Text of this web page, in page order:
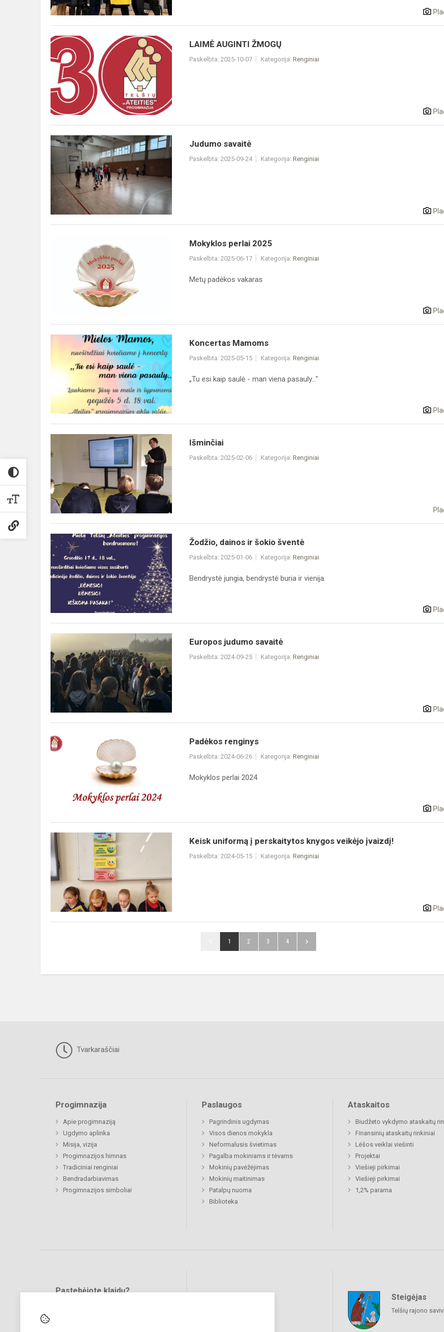
LAIMĖ
AUGINTI
ŽMOGŲ
LAIMĖ AUGINTI ŽMOGŲ
Paskelbta: 2025-10-07 Kategorija: Renginiai
Judumo
Judumo savaitė
Paskelbta: 2025-09-24 Kategorija: Renginiai
Mokyklos perlai 2025
Paskelbta: 2025-06-17 Kategorija: Renginiai
Metų padėkos vakaras
Koncertas
Mamoms
Koncertas Mamoms
Paskelbta: 2025-05-15 Kategorija: Renginiai
„Tu esi kaip saulė - man viena pasauly..."
Išminčiai
Paskelbta: 2025-02-06 Kategorija: Renginiai
Žodžio,
dainos
šokio
Žodžio, dainos ir šokio šventė
Paskelbta: 2025-01-06 Kategorija: Renginiai
Bendrystė jungia, bendrystė buria ir vienija.
judumo
savaitė
Europos judumo savaitė
Paskelbta: 2024-09-25 Kategorija: Renginiai
Padėkos
renginys
Padėkos renginys
Paskelbta: 2024-06-26 Kategorija: Renginiai
Mokyklos perlai 2024
Keisk
uniformą
perskaitytos
knygos
veikėjo
įvaizdį!
Keisk uniformą į perskaitytos knygos veikėjo įvaizdį!
Paskelbta: 2024-05-15 Kategorija: Renginiai
1 2 3 4
Tvarkaraščiai
Progimnazija
Apie progimnaziją
Ugdymo aplinka
Misija, vizija
Progimnazijos himnas
Tradiciniai renginiai
Bendradarbiavimas
Progimnazijos simboliai
Paslaugos
Pagrindinis ugdymas
Visos dienos mokykla
Neformalusis švietimas
Pagalba mokiniams ir tėvams
Mokinių pavėžėjimas
Mokinių maitinimas
Patalpų nuoma
Biblioteka
Ataskaitos
Biudžeto vykdymo ataskaitų
Finansinių ataskaitų rinkiniai
Lėšos veiklai viešinti
Projektai
Viešieji pirkimai
Viešieji pirkimai
1,2% parama
Pastebėjote klaidų?
Steigėjas
Telšių rajono